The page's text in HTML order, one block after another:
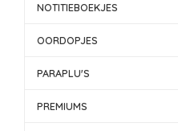
NOTITIEBOEKJES
OORDOPJES
PARAPLU'S
PREMIUMS